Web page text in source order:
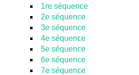
1re séquence
2e séquence
3e séquence
4e séquence
5e séquence
6e séquence
7e séquence